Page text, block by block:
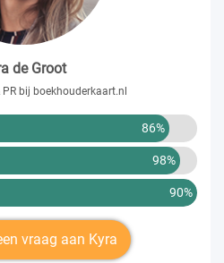
de Groot
bij boekhouderkaart.nl
86%
98%
90%
vraag aan Kyra